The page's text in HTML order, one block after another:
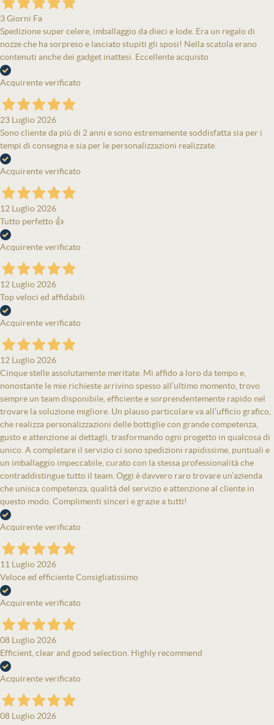
3 Giorni Fa
Spedizione super celere, imballaggio da dieci e lode. Era un regalo di
nozze che ha sorpreso e lasciato stupiti gli sposi! Nella scatola erano
contenuti anche dei gadget inattesi. Eccellente acquisto
Acquirente verificato
23 Luglio 2026
Sono cliente da più di 2 anni e sono estremamente soddisfatta sia per i
tempi di consegna e sia per le personalizzazioni realizzate.
Acquirente verificato
12 Luglio 2026
Tutto perfetto 👍
Acquirente verificato
12 Luglio 2026
Top veloci ed affidabili
Acquirente verificato
12 Luglio 2026
Cinque stelle assolutamente meritate. Mi affido a loro da tempo e,
nonostante le mie richieste arrivino spesso all’ultimo momento, trovo
sempre un team disponibile, efficiente e sorprendentemente rapido nel
trovare la soluzione migliore. Un plauso particolare va all’ufficio grafico,
che realizza personalizzazioni delle bottiglie con grande competenza,
gusto e attenzione ai dettagli, trasformando ogni progetto in qualcosa di
unico. A completare il servizio ci sono spedizioni rapidissime, puntuali e
un imballaggio impeccabile, curato con la stessa professionalità che
contraddistingue tutto il team. Oggi è davvero raro trovare un’azienda
che unisca competenza, qualità del servizio e attenzione al cliente in
questo modo. Complimenti sinceri e grazie a tutti!
Acquirente verificato
11 Luglio 2026
Veloce ed efficiente Consigliatissimo
Acquirente verificato
08 Luglio 2026
Efficient, clear and good selection. Highly recommend
Acquirente verificato
08 Luglio 2026